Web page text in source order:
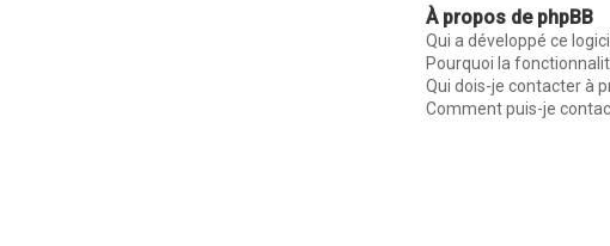
À propos de phpBB
Qui a développé ce
Pourquoi la
Qui dois-je contacter à
Comment puis-je